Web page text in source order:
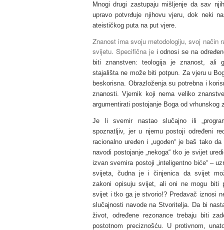
Mnogi drugi zastupaju mišljenje da sav
upravo potvrđuje njihovu vjeru, dok neki
ateističkog puta na put vjere.
Znanost ima svoju metodologiju, svoj način
svijetu. Specifična je i odnosi se na
biti znanstven: teologija je znanost, ali
stajališta ne može biti potpun. Za vjeru u
beskorisna. Obrazloženja su potrebna i
znanosti. Vjernik koji nema veliko
argumentirati postojanje Boga od vrhunskog
Je li svemir nastao slučajno ili
spoznatljiv, jer u njemu postoji određeni
racionalno uređen i „ugođen“ je baš tako
navodi postojanje „nekoga“ tko je svijet
izvan svemira postoji „inteligentno biće“ –
svijeta, čudna je i činjenica da svijet
zakoni opisuju svijet, ali oni ne mogu biti
svijet i tko ga je stvorio!? Predavač iznosi
slučajnosti navode na Stvoritelja. Da bi
život, određene rezonance trebaju biti
postotnom preciznošću. U protivnom,